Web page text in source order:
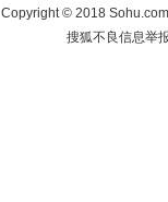
Copyright©2018
搜狐不良信息举